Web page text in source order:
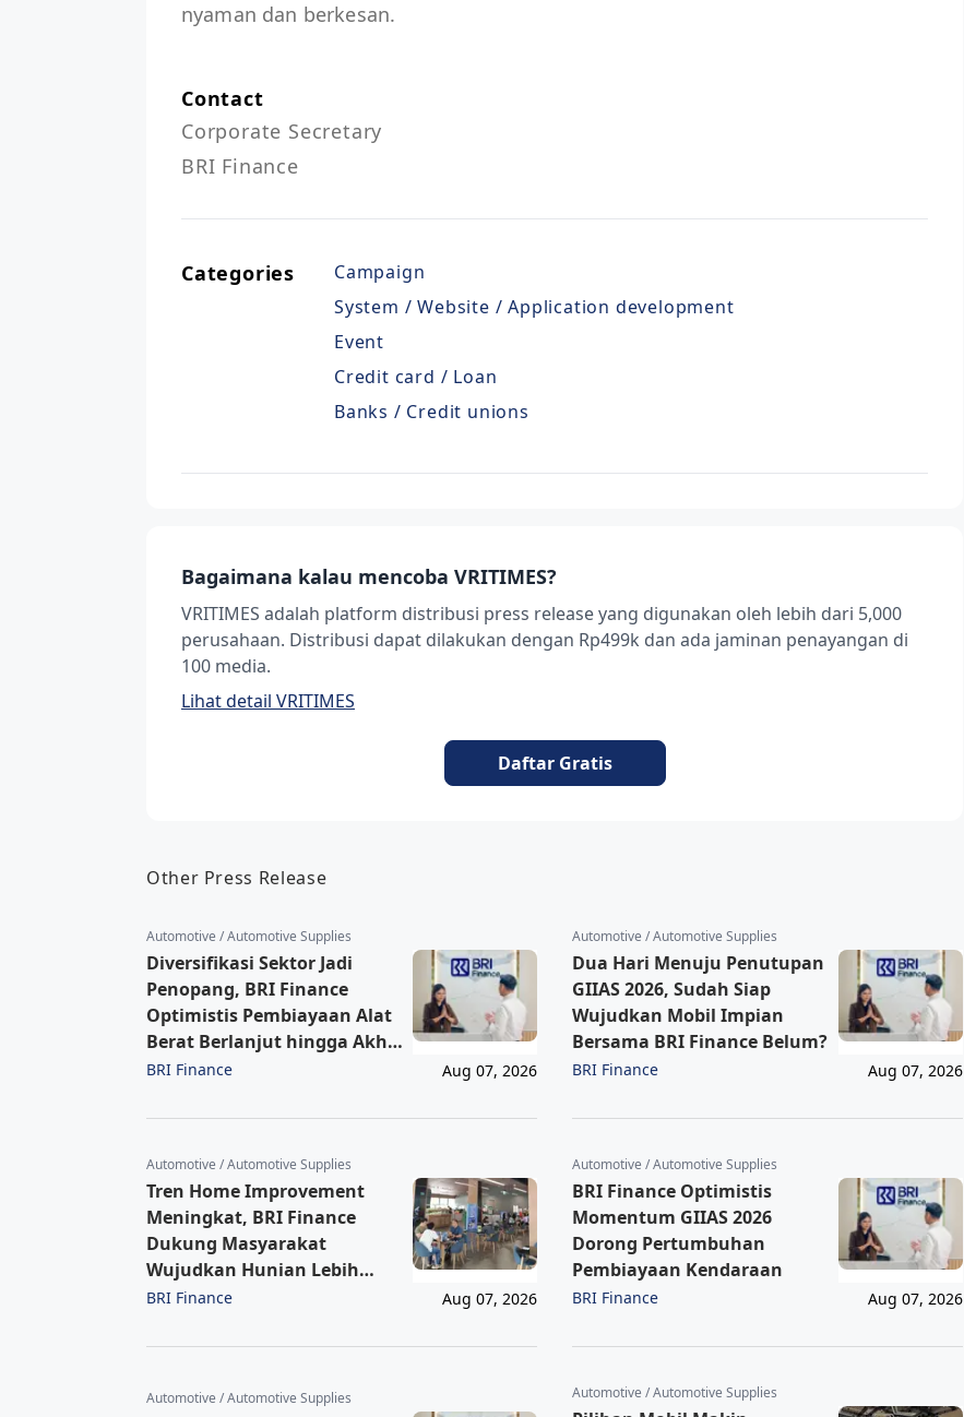
nyaman dan berkesan.
Contact
Corporate Secretary
BRI Finance
Categories
Campaign
System / Website / Application development
Event
Credit card / Loan
Banks / Credit unions
Bagaimana kalau mencoba VRITIMES?
VRITIMES adalah platform distribusi press release yang digunakan oleh lebih dari 5,000
perusahaan. Distribusi dapat dilakukan dengan Rp499k dan ada jaminan penayangan di
100 media.
Lihat detail VRITIMES
Daftar Gratis
Other Press Release
Automotive / Automotive Supplies
Diversifikasi Sektor Jadi
Penopang, BRI Finance
Optimistis Pembiayaan Alat
Berat Berlanjut hingga Akhir
2026
BRI Finance Aug 07, 2026
Automotive / Automotive Supplies
Dua Hari Menuju Penutupan
GIIAS 2026, Sudah Siap
Wujudkan Mobil Impian
Bersama BRI Finance Belum?
BRI Finance Aug 07, 2026
Automotive / Automotive Supplies
Tren Home Improvement
Meningkat, BRI Finance
Dukung Masyarakat
Wujudkan Hunian Lebih
Nyaman
BRI Finance Aug 07, 2026
Automotive / Automotive Supplies
BRI Finance Optimistis
Momentum GIIAS 2026
Dorong Pertumbuhan
Pembiayaan Kendaraan
BRI Finance Aug 07, 2026
Automotive / Automotive Supplies Automotive / Automotive Supplies